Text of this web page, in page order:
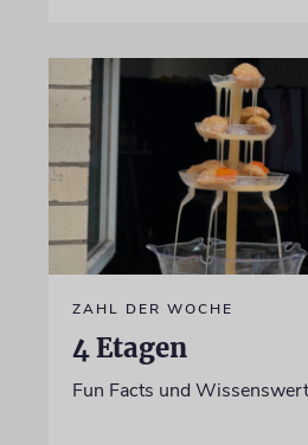
ZAHL DER WOCHE
4 Etagen
Fun Facts und